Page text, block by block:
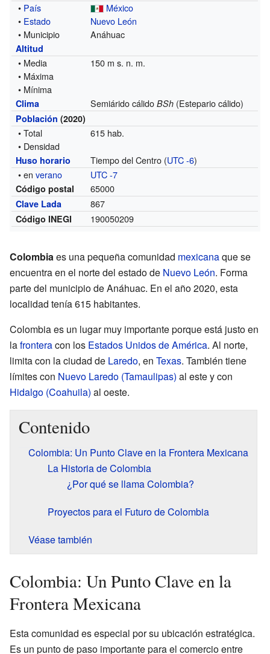
• País
México
• Estado
Nuevo León
• Municipio
Anáhuac
Altitud
• Media
150 m s. n. m.
• Máxima
• Mínima
Clima Semiárido cálidoBSh (Estepario cálido)
Población (2020)
• Total
615 hab.
• Densidad
Huso horario Tiempo del Centro (UTC -6)
• enverano UTC -7
Código postal 65000
Clave Lada 867
Código INEGI 190050209
Colombiaes una pequeña comunidad mexicanaque se
encuentra en el norte del estado de Nuevo León. Forma
parte del municipio de Anáhuac. En el año 2020, esta
localidad tenía 615 habitantes.
Colombia es un lugar muy importante porque está justo en
lafronteracon los Estados Unidos de América. Al norte,
limita con la ciudad de Laredo, en Texas. También tiene
límites con Nuevo Laredo (Tamaulipas) al este y con
Hidalgo (Coahuila) al oeste.
Contenido
Colombia: Un Punto Clave en la Frontera Mexicana
La Historia de Colombia
¿Por qué se llama Colombia?
Proyectos para el Futuro de Colombia
Véase también
Colombia: Un Punto Clave en la
Frontera Mexicana
Esta comunidad es especial por su ubicación estratégica.
Es un punto de paso importante para el comercio entre